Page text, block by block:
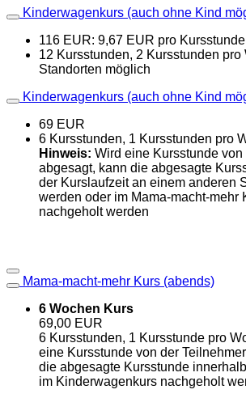
Kinderwagenkurs (auch ohne Kind
116 EUR: 9,67 EUR pro Kursstunde
12 Kursstunden, 2 Kursstunden pro
Standorten möglich
Kinderwagenkurs (auch ohne Kind
69 EUR
6 Kursstunden, 1 Kursstunden pro
Hinweis: Wird eine Kursstunde
abgesagt, kann die abgesagte
der Kurslaufzeit an einem anderen
werden oder im Mama-macht-mehr
nachgeholt werden
Mama-macht-mehr Kurs (abends)
6 Wochen Kurs
69,00 EUR
6 Kursstunden, 1 Kursstunde pro
eine Kursstunde von der
die abgesagte Kursstunde
im Kinderwagenkurs nachgeholt